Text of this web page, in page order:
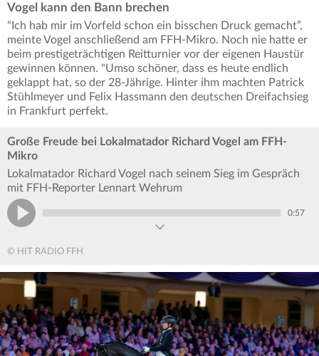
Vogel kann den Bann brechen
“Ich hab mir im Vorfeld schon ein bisschen Druck gemacht”,
meinte Vogel anschließend am FFH-Mikro. Noch nie hatte er
beim prestigeträchtigen Reitturnier vor der eigenen Haustür
gewinnen können. "Umso schöner, dass es heute endlich
geklappt hat, so der 28-Jährige. Hinter ihm machten Patrick
Stühlmeyer und Felix Hassmann den deutschen Dreifachsieg
in Frankfurt perfekt.
Große Freude bei Lokalmatador Richard Vogel am FFH-
Mikro
Lokalmatador Richard Vogel nach seinem Sieg im Gespräch
mit FFH-Reporter Lennart Wehrum
0:57
© HIT RADIO FFH